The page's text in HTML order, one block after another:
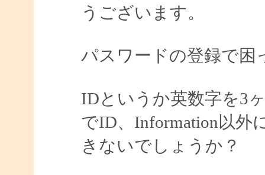
うございます。
パスワードの登録で困
IDというか英数字を3
でID、Information以外
きないでしょうか？